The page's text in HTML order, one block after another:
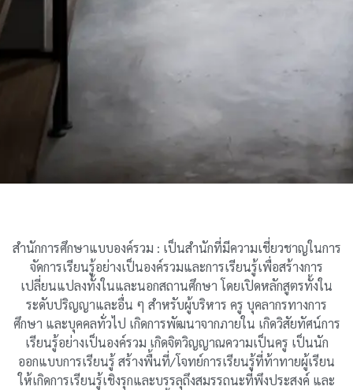
สำนักการศึกษาแบบองค์รวม : เป็นสำนักที่มีความเชี่ยวชาญในการ
จัดการเรียนรู้อย่างเป็นองค์รวมและการเรียนรู้เพื่อสร้างการ
เปลี่ยนแปลงทั้งในและนอกสถานศึกษา โดยเปิดหลักสูตรทั้งใน
ระดับปริญญาและอื่น ๆ สำหรับผู้บริหาร ครู บุคลากรทางการ
ศึกษา และบุคคลทั่วไป เกิดการพัฒนาจากภายใน เกิดวิสัยทัศน์การ
เรียนรู้อย่างเป็นองค์รวม เกิดจิตวิญญาณความเป็นครู เป็นนัก
ออกแบบการเรียนรู้ สร้างพื้นที่/โจทย์การเรียนรู้ที่ท้าทายผู้เรียน
ให้เกิดการเรียนรู้เชิงรุกและบรรลุถึงสมรรถนะที่พึงประสงค์ และ